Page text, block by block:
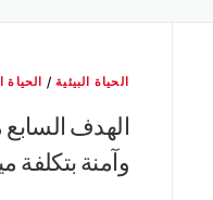
الحياة البيئية/ الحياة
الهدف
وآمنة بتكلفة